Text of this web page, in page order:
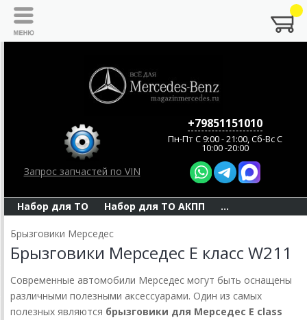
Запрос запчастей по VIN
+79851151010
Пн-Пт C 9:00 - 21:00, Сб-Вс С
10:00 -20:00
Набор для ТО Набор для ТО АКПП ...
Брызговики Мерседес
Брызговики Мерседес Е класс W211
Современные автомобили Мерседес могут быть оснащены
различными полезными аксессуарами. Один из самых
полезных являются брызговики для Мерседес E class